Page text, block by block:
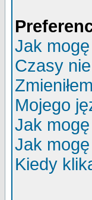
Jak
Czasy
Mojego
Jak
Jak
Kiedy